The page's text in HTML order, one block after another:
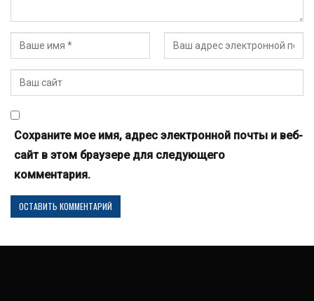
Сохраните мое имя, адрес электронной почты и веб-
сайт в этом браузере для следующего
комментария.